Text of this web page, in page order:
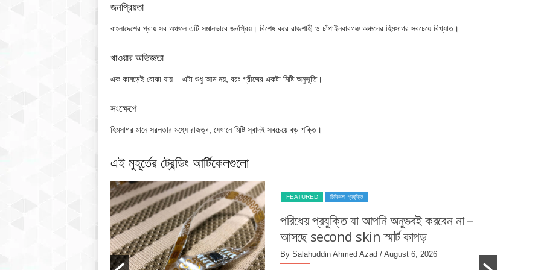
জনপ্রিয়তা
বাংলাদেশের প্রায় সব অঞ্চলে এটি সমানভাবে জনপ্রিয়। বিশেষ করে রাজশাহী ও চাঁপাইনবাবগঞ্জ অঞ্চলের হিমসাগর সবচেয়ে বিখ্যাত।
খাওয়ার অভিজ্ঞতা
এক কামড়েই বোঝা যায় – এটা শুধু আম নয়, বরং গ্রীষ্মের একটা মিষ্টি অনুভূতি।
সংক্ষেপে
হিমসাগর মানে সরলতার মধ্যে রাজত্ব, যেখানে মিষ্টি স্বাদই সবচেয়ে বড় শক্তি।
এই মুহূর্তের ট্রেন্ডিং আর্টিকেলগুলো
প্রযুক্তি যা আপনি অনুভবই করবেন না –
second skin স্মার্ট কাপড়
/ August 6, 2026
ওমেগা-৩-এ ভরপুর ১৫টি দেশি খাবার:
মস্তিষ্ক ও চোখ সুস্থ রাখার গাইড
By Salahuddin Ahmed Azad/ August 5, 2026